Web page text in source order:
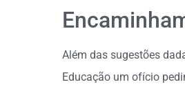
Além das sugestões
Educação um ofício